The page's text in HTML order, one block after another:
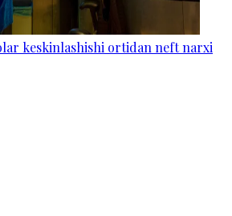
keskinlashishi ortidan neft narxi